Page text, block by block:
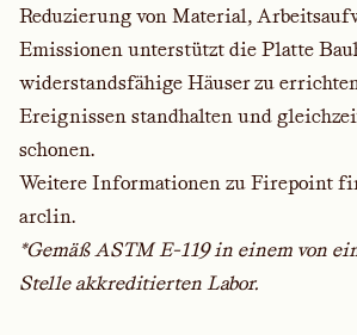
Reduzierung von Material,
Emissionen unterstützt die Platte
widerstandsfähige Häuser zu
Ereignissen standhalten und
schonen.
Weitere Informationen zu Firepoint
arclin.
*Gemäß ASTM E-119 in einem von
Stelle akkreditierten Labor.